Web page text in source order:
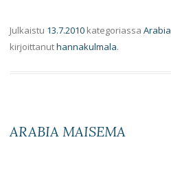
Julkaistu 13.7.2010 kategoriassa Arabia
kirjoittanuthannakulmala.
ARABIA MAISEMA